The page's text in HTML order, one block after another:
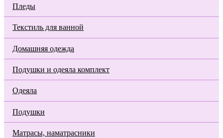
Пледы
Текстиль для ванной
Домашняя одежда
Подушки и одеяла комплект
Одеяла
Подушки
Матрасы, наматрасники